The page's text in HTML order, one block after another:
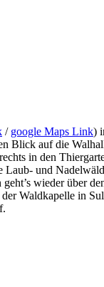
/ google Maps Link)
Blick auf die
in den
Laub- und
wieder über
Waldkapelle in